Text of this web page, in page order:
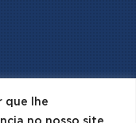
que lhe
no nosso site